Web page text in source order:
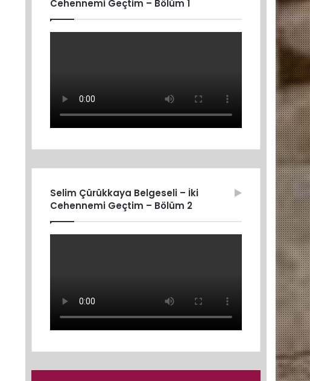
Cehennemi Geçtim – Bölüm 1
Selim Çürükkaya Belgeseli – İki
Cehennemi Geçtim – Bölüm 2